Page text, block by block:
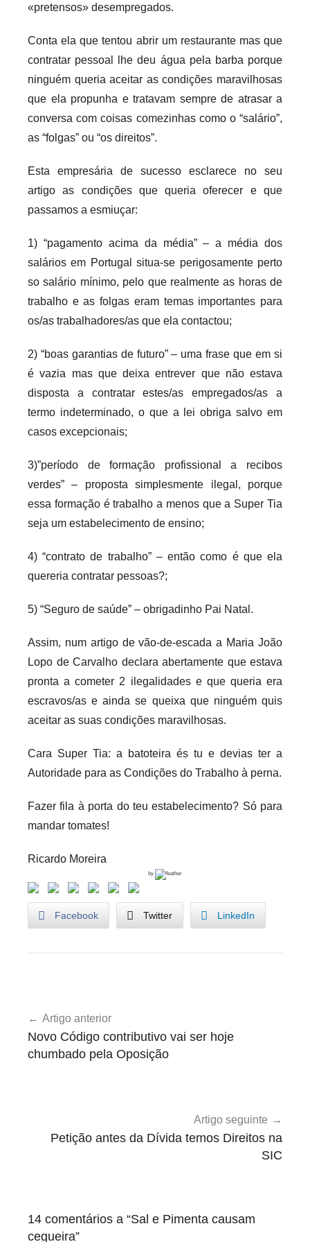
«pretensos» desempregados.
Conta ela que tentou abrir um restaurante mas que
contratar pessoal lhe deu água pela barba porque
ninguém queria aceitar as condições maravilhosas
que ela propunha e tratavam sempre de atrasar a
conversa com coisas comezinhas como o “salário”,
as “folgas” ou “os direitos”.
Esta empresária de sucesso esclarece no seu
artigo as condições que queria oferecer e que
passamos a esmiuçar:
1) “pagamento acima da média” – a média dos
salários em Portugal situa-se perigosamente perto
so salário mínimo, pelo que realmente as horas de
trabalho e as folgas eram temas importantes para
os/as trabalhadores/as que ela contactou;
2) “boas garantias de futuro” – uma frase que em si
é vazia mas que deixa entrever que não estava
disposta a contratar estes/as empregados/as a
termo indeterminado, o que a lei obriga salvo em
casos excepcionais;
3)”período de formação profissional a recibos
verdes” – proposta simplesmente ilegal, porque
essa formação é trabalho a menos que a Super Tia
seja um estabelecimento de ensino;
4) “contrato de trabalho” – então como é que ela
quereria contratar pessoas?;
5) “Seguro de saúde” – obrigadinho Pai Natal.
Assim, num artigo de vão-de-escada a Maria João
Lopo de Carvalho declara abertamente que estava
pronta a cometer 2 ilegalidades e que queria era
escravos/as e ainda se queixa que ninguém quis
aceitar as suas condições maravilhosas.
Cara Super Tia: a batoteira és tu e devias ter a
Autoridade para as Condições do Trabalho à perna.
Fazer fila à porta do teu estabelecimento? Só para
mandar tomates!
Ricardo Moreira
by
Facebook Twitter LinkedIn
de
artigos
Artigo anterior
Novo Código contributivo vai ser hoje
chumbado pela Oposição
Artigo seguinte
Petição antes da Dívida temos Direitos na
SIC
14 comentários a “Sal e Pimenta causam
cegueira”